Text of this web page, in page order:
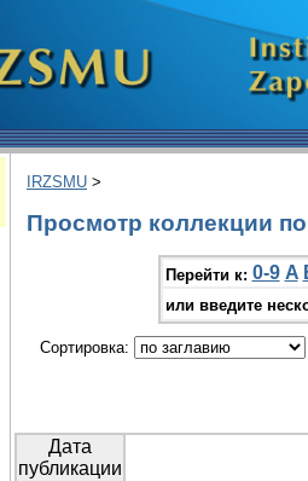
IRZSMU >
Просмотр коллекции
Перейти к: 0-9 A
или введите
Сортировка:
Дата
публикации